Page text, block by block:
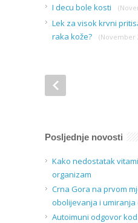
I decu bole kosti
Lek za visok krvni
raka kože?
(November
Posljednje novosti
Kako nedostatak
organizam
Crna Gora na prvom
obolijevanja i umiranja
Autoimuni odgovor